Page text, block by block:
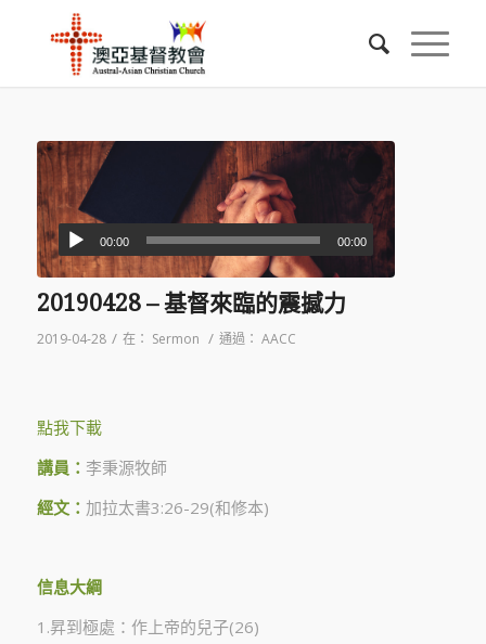
00:00 00:00
20190428 – 基督來臨的震撼力
2019-04-28 / 在： Sermon / 通過： AACC
點我下載
講員： 李秉源牧師
經文： 加拉太書3:26-29(和修本)
信息大綱
1.昇到極處：作上帝的兒子(26)